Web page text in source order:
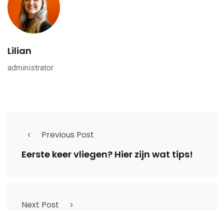
Lilian
administrator
Previous Post
Eerste keer vliegen? Hier zijn wat tips!
Next Post